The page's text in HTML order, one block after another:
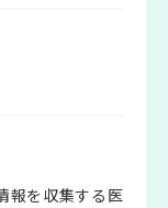
報を収集する医